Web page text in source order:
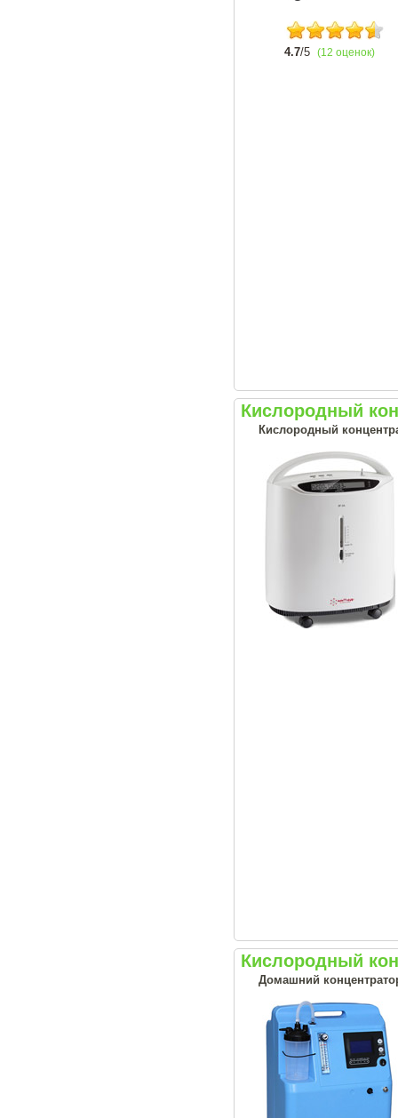
4.7/5 (12 оценок)
Кислородный
Кислородный
Кислородный
Домашний